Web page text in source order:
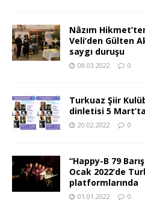
Nâzım
Veli’den Gülten
saygı duruşu
08.03.2022 0
Turkuaz Şiir
dinletisi 5
20.02.2022 0
“Happy-B 79
Ocak 2022’de
platformlarında
01.01.2022 0